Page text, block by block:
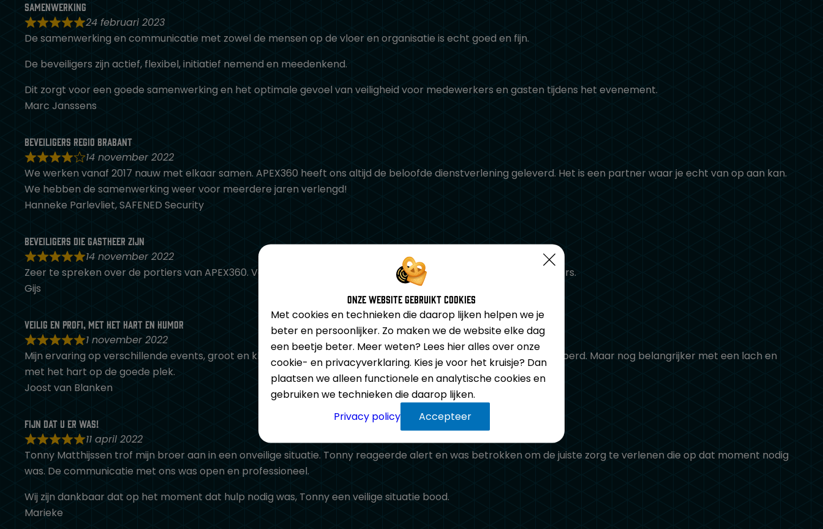
samenwerking
24 februari 2023
De samenwerking en communicatie met zowel de mensen op de vloer en organisatie is echt goed en fijn.
De beveiligers zijn actief, flexibel, initiatief nemend en meedenkend.
Dit zorgt voor een goede samenwerking en het optimale gevoel van veiligheid voor medewerkers en gasten tijdens het evenement.
Marc Janssens
Beveiligers regio Brabant
14 november 2022
We werken vanaf 2017 nauw met elkaar samen. APEX360 heeft ons altijd de beloofde dienstverlening geleverd. Het is een partner waar je echt van op aan kan.
We hebben de samenwerking weer voor meerdere jaren verlengd!
Hanneke Parlevliet, SAFENED Security
Beveiligers die gastheer zijn
14 november 2022
Zeer te spreken over de portiers van APEX360. Voelen sfeer feilloos aan. Dwingen al t respect af van de bezoekers.
Gijs
Veilig en profi, met het hart en humor
1 november 2022
Mijn ervaring op verschillende events, groot en klein, is dat de veiligheidswaarborging professioneel wordt uitgevoerd. Maar nog belangrijker met een lach en
met het hart op de goede plek.
Joost van Blanken
Fijn dat u er was!
11 april 2022
Tonny Matthijssen trof mijn broer aan in een onveilige situatie. Tonny reageerde alert en was betrokken om de juiste zorg te verlenen die op dat moment nodig
was. De communicatie met ons was open en professioneel.
Wij zijn dankbaar dat op het moment dat hulp nodig was, Tonny een veilige situatie bood.
Marieke
Onze website gebruikt cookies
Met cookies en technieken die daarop lijken helpen we je
beter en persoonlijker. Zo maken we de website elke dag
een beetje beter. Meer weten? Lees hier alles over onze
cookie- en privacyverklaring. Kies je voor het kruisje? Dan
plaatsen we alleen functionele en analytische cookies en
gebruiken we technieken die daarop lijken.
Privacy policy
Accepteer